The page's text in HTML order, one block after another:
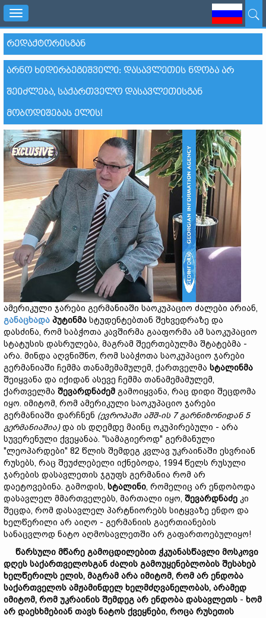
Toggle
navigation
ᲠᲔᲓᲐᲥᲢᲝᲠᲘᲡᲒᲐᲜ
ᲐᲠᲜᲝ ᲮᲘᲓᲘᲠᲑᲔᲒᲘᲨᲕᲘᲚᲘ: ᲓᲐᲡᲐᲕᲚᲔᲗᲘᲡ ᲜᲓᲝᲑᲐ ᲐᲠ
ᲨᲔᲘᲫᲚᲔᲑᲐ, ᲡᲐᲥᲐᲠᲗᲕᲔᲚᲝ ᲓᲐᲡᲐᲕᲚᲔᲗᲘᲡᲒᲐᲜ
ᲛᲝᲑᲝᲓᲘᲨᲔᲑᲐᲡ ᲔᲚᲘᲡ!
ამერიკული ჯარები გერმანიაში საოკუპაციო ძალები არიან,
განაცხადა პუტინმა სტუდენტებთან შეხვედრაზე და
დასძინა, რომ საბჭოთა კავშირმა გააფორმა ამ საოკუპაციო
სტატუსის დასრულება, მაგრამ შეერთებულმა შტატებმა -
არა. მინდა აღვნიშნო, რომ საბჭოთა საოკუპაციო ჯარები
გერმანიაში ჩემმა თანამემამულემ, ქართველმა სტალინმა
შეიყვანა და იქიდან ასევე ჩემმა თანამემამულემ,
ქართველმა შევარდნაძემ გამოიყვანა, რაც დიდი შეცდომა
იყო. იმიტომ, რომ ამერიკული საოკუპაციო ჯარები
გერმანიაში დარჩნენ (ევროპაში აშშ-ის 7გარნიზონიდან 5
გერმანიაშია)და ის დღემდე მაინც ოკუპირებული - არა
სუვერენული ქვეყანაა. "სამაგიეროდ" გერმანული
"ლეოპარდები" 82 წლის შემდეგ კვლავ უკრაინაში ესვრიან
რუსებს, რაც შეუძლებელი იქნებოდა, 1994 წელს რუსული
ჯარების დასავლეთის ჯგუფს გერმანია რომ არ
დაეტოვებინა. გამოდის, სტალინი, რომელიც არ ენდობოდა
დასავლელ მმართველებს, მართალი იყო, შევარდნაძე კი
შეცდა, რომ დასავლელ პარტნიორებს სიტყვაზე ენდო და
ხელწერილი არ აიღო - გერმანიის გაერთიანების
სანაცვლოდ ნატო აღმოსავლეთში არ გაფართოებულიყო!
წარსული მწარე გამოცდილებით ჭკუანასწავლი მოსკოვი
დღეს საქართველოსგან ძალის გამოუყენებლობის შესახებ
ხელწერილს ელის, მაგრამ არა იმიტომ, რომ არ ენდობა
საქართველოს ამჟამინდელ ხელმძღვანელობას, არამედ
იმიტომ, რომ უკრაინის შემდეგ არ ენდობა დასავლეთს - ხომ
არ დაესხმებიან თავს ნატოს ქვეყნები, როცა რუსეთის